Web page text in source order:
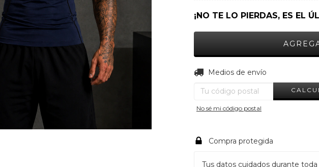
¡NO TE LO PIERDAS, ES EL
Entregas para el CP:
Medios de envío
No sé mi código postal
Compra protegida
Tus datos cuidados durante toda